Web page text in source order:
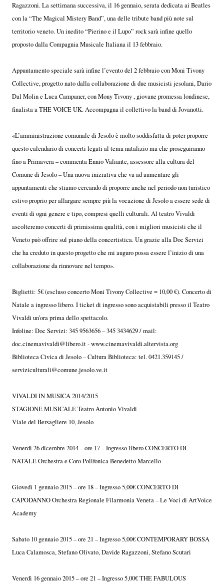
Ragazzoni. La settimana successiva, il 16 gennaio, serata dedicata ai Beatles
con la “The Magical Mistery Band”, una delle tribute band più note sul
territorio veneto. Un inedito “Pierino e il Lupo” rock sarà infine quello
proposto dalla Compagnia Musicale Italiana il 13 febbraio.
Appuntamento speciale sarà infine l’evento del 2 febbraio con Moni Tivony
Collective, progetto nato dalla collaborazione di due musicisti jesolani, Dario
Dal Molin e Luca Campaner, con Mony Tivony , giovane promessa londinese,
finalista a THE VOICE UK. Accompagna il collettivo la band di Jovanotti.
«L’amministrazione comunale di Jesolo è molto soddisfatta di poter proporre
questo calendario di concerti legati al tema natalizio ma che proseguiranno
fino a Primavera – commenta Ennio Valiante, assessore alla cultura del
Comune di Jesolo – Una nuova iniziativa che va ad aumentare gli
appuntamenti che stiamo cercando di proporre anche nel periodo non turistico
estivo proprio per allargare sempre più la vocazione di Jesolo a essere sede di
eventi di ogni genere e tipo, compresi quelli culturali. Al teatro Vivaldi
ascolteremo concerti di primissima qualità, con i migliori musicisti che il
Veneto può offrire sul piano della concertistica. Un grazie alla Doc Servizi
che ha creduto in questo progetto che mi auguro possa essere l’inizio di una
collaborazione da rinnovare nel tempo».
Biglietti: 5€ (escluso concerto Moni Tivony Collective = 10,00 €). Concerto di
Natale a ingresso libero. I ticket di ingresso sono acquistabili presso il Teatro
Vivaldi un’ora prima dello spettacolo.
Infoline: Doc Servizi: 345 9563656 – 345 3434629 / mail:
doc.cinemavivaldi@libero.it - www.cinemavivaldi.altervista.org
Biblioteca Civica di Jesolo – Cultura Biblioteca: tel. 0421.359145 /
serviziculturali@comune.jesolo.ve.it
VIVALDI IN MUSICA 2014/2015
STAGIONE MUSICALE Teatro Antonio Vivaldi
Viale del Bersagliere 10, Jesolo
Venerdì 26 dicembre 2014 – ore 17 – Ingresso libero CONCERTO DI
NATALE Orchestra e Coro Polifonica Benedetto Marcello
Giovedì 1 gennaio 2015 – ore 18 – Ingresso 5,00€ CONCERTO DI
CAPODANNO Orchestra Regionale Filarmonia Veneta – Le Voci di ArtVoice
Academy
Sabato 10 gennaio 2015 – ore 21 – Ingresso 5,00€ CONTEMPORARY BOSSA
Luca Calamosca, Stefano Olivato, Davide Ragazzoni, Stefano Scutari
Venerdì 16 gennaio 2015 – ore 21 – Ingresso 5,00€ THE FABULOUS